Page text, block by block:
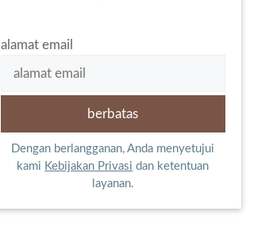
alamat email
Dengan berlangganan, Anda menyetujui
kami Kebijakan Privasi dan ketentuan
layanan.